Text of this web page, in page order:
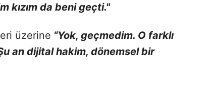
kızım da beni geçti."
üzerine “Yok, geçmedim. O farklı
an dijital hakim, dönemsel bir